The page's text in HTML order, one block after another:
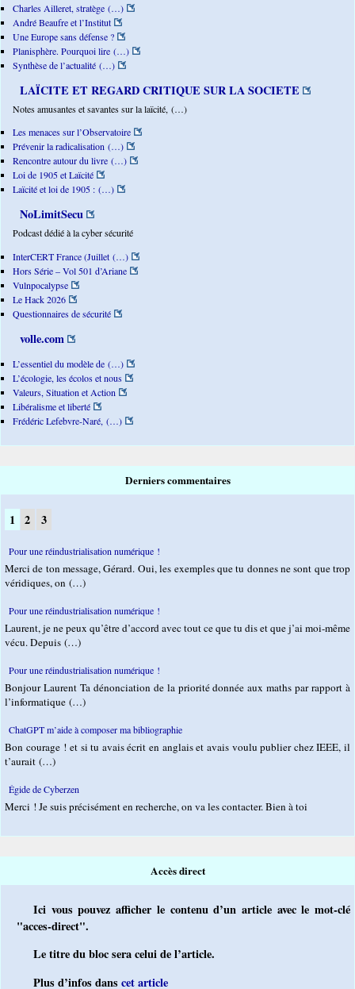
Charles Ailleret, stratège (…)
André Beaufre et l’Institut
Une Europe sans défense ?
Planisphère. Pourquoi lire (…)
Synthèse de l’actualité (…)
LAÏCITE ET REGARD CRITIQUE SUR LA SOCIETE
Notes amusantes et savantes sur la laïcité, (…)
Les menaces sur l’Observatoire
Prévenir la radicalisation (…)
Rencontre autour du livre (…)
Loi de 1905 et Laïcité
Laïcité et loi de 1905 : (…)
NoLimitSecu
Podcast dédié à la cyber sécurité
InterCERT France (Juillet (…)
Hors Série – Vol 501 d’Ariane
Vulnpocalypse
Le Hack 2026
Questionnaires de sécurité
volle.com
L’essentiel du modèle de (…)
L’écologie, les écolos et nous
Valeurs, Situation et Action
Libéralisme et liberté
Frédéric Lefebvre-Naré, (…)
Derniers commentaires
1 2 3
Pour une réindustrialisation numérique !
Merci de ton message, Gérard. Oui, les exemples que tu donnes ne sont que trop
véridiques, on (…)
Pour une réindustrialisation numérique !
Laurent, je ne peux qu’être d’accord avec tout ce que tu dis et que j’ai moi-même
vécu. Depuis (…)
Pour une réindustrialisation numérique !
Bonjour Laurent Ta dénonciation de la priorité donnée aux maths par rapport à
l’informatique (…)
ChatGPT m’aide à composer ma bibliographie
Bon courage ! et si tu avais écrit en anglais et avais voulu publier chez IEEE, il
t’aurait (…)
Égide de Cyberzen
Merci ! Je suis précisément en recherche, on va les contacter. Bien à toi
Accès direct
Ici vous pouvez afficher le contenu d’un article avec le mot-clé
"acces-direct".
Le titre du bloc sera celui de l’article.
Plus d’infos danscet article